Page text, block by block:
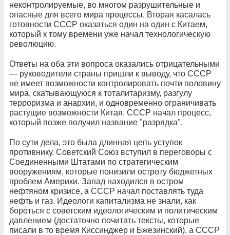
неконтролируемые, во многом разрушительные и
опасные для всего мира процессы. Вторая касалась
готовности СССР оказаться один на один с Китаем,
который к тому времени уже начал технологическую
революцию.
Ответы на оба эти вопроса оказались отрицательными
— руководители страны пришли к выводу, что СССР
не имеет возможности контролировать почти половину
мира, скатывающуюся к тоталитаризму, разгулу
терроризма и анархии, и одновременно ограничивать
растущие возможности Китая. СССР начал процесс,
который позже получил название "разрядка".
По сути дела, это была длинная цепь уступок
противнику. Советский Союз вступил в переговоры с
Соединенными Штатами по стратегическим
вооружениям, которые понизили остроту бюджетных
проблем Америки. Запад находился в остром
нефтяном кризисе, а СССР начал поставлять туда
нефть и газ. Идеологи капитализма не знали, как
бороться с советским идеологическим и политическим
давлением (достаточно почитать тексты, которые
писали в то время Киссинджер и Бжезинский), а СССР